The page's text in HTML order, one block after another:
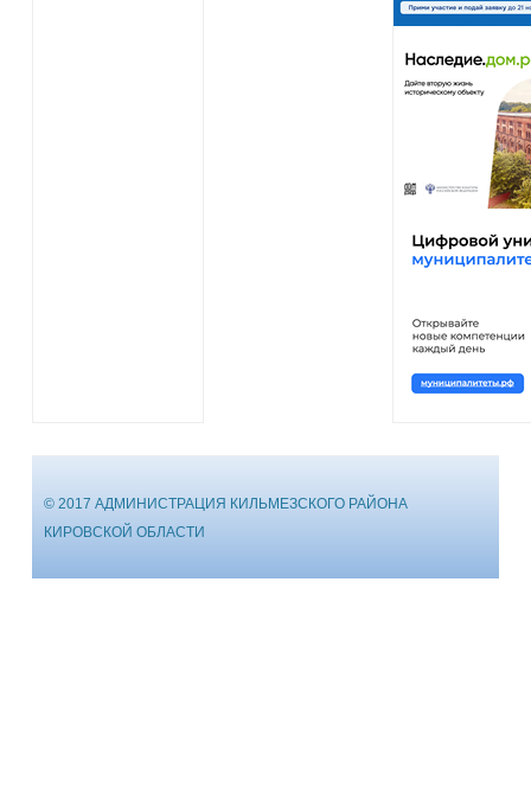
© 2017 АДМИНИСТРАЦИЯ КИЛЬМЕЗСКОГО РАЙОНА
КИРОВСКОЙ ОБЛАСТИ